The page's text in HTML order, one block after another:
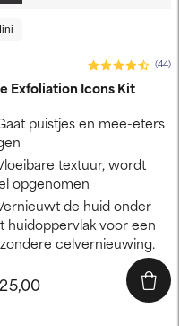
(44)
Exfoliation Icons Kit
puistjes en mee-eters
textuur, wordt
opgenomen
de huid onder
huidoppervlak voor een
celvernieuwing.